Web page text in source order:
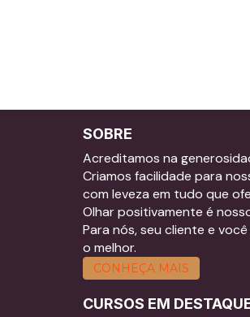
SOBRE
Acreditamos na
Criamos facilidade para
com leveza em tudo que
Olhar positivamente é
Para nós, seu cliente e
o melhor.
CONHEÇA MAIS
CURSOS EM